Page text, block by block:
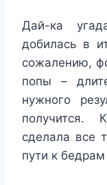
Дай-ка
добилась в
сожалению,
попы –
нужного
получится.
сделала все
пути к